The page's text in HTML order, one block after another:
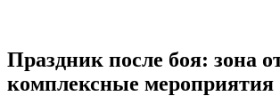
Праздник после боя: зона
комплексные мероприятия